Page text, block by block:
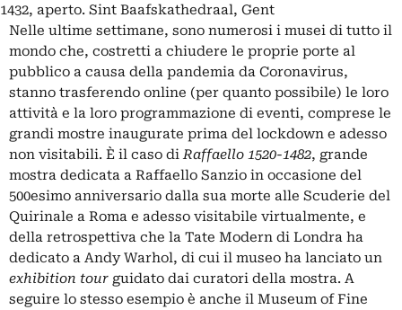
1432, aperto. Sint Baafskathedraal, Gent
Nelle ultime settimane, sono numerosi i musei di tutto il
mondo che, costretti a chiudere le proprie porte al
pubblico a causa della pandemia da Coronavirus,
stanno trasferendo online (per quanto possibile) le loro
attività e la loro programmazione di eventi, comprese le
grandi mostre inaugurate prima del lockdown e adesso
non visitabili. È il caso di Raffaello 1520-1482, grande
mostra dedicata a Raffaello Sanzio in occasione del
500esimo anniversario dalla sua morte alle Scuderie del
Quirinale a Roma e adesso visitabile virtualmente, e
della retrospettiva che la Tate Modern di Londra ha
dedicato a Andy Warhol, di cui il museo ha lanciato un
exhibition tour guidato dai curatori della mostra. A
seguire lo stesso esempio è anche il Museum of Fine